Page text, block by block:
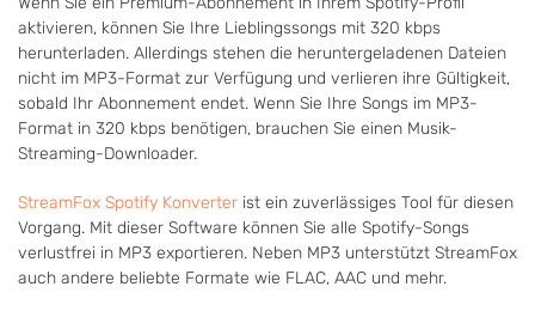
aktivieren, können Sie Ihre Lieblingssongs mit 320 kbps
herunterladen. Allerdings stehen die heruntergeladenen Dateien
nicht im MP3-Format zur Verfügung und verlieren ihre Gültigkeit,
sobald Ihr Abonnement endet. Wenn Sie Ihre Songs im MP3-
Format in 320 kbps benötigen, brauchen Sie einen Musik-
Streaming-Downloader.
StreamFox Spotify Konverter ist ein zuverlässiges Tool für diesen
Vorgang. Mit dieser Software können Sie alle Spotify-Songs
verlustfrei in MP3 exportieren. Neben MP3 unterstützt StreamFox
auch andere beliebte Formate wie FLAC, AAC und mehr.